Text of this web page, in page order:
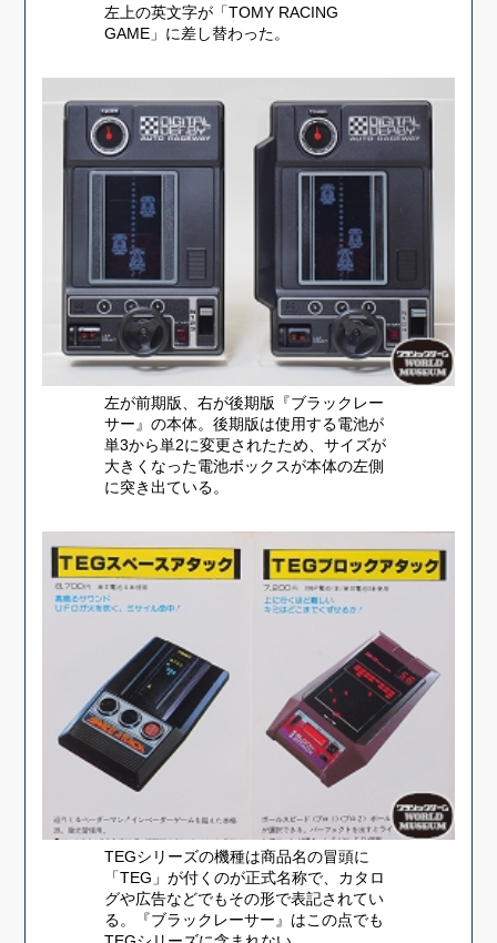
左上の英文字が「TOMY RACING
GAME」に差し替わった。
左が前期版、右が後期版『ブラックレー
サー』の本体。後期版は使用する電池が
単3から単2に変更されたため、サイズが
大きくなった電池ボックスが本体の左側
に突き出ている。
TEGシリーズの機種は商品名の冒頭に
「TEG」が付くのが正式名称で、カタロ
グや広告などでもその形で表記されてい
る。『ブラックレーサー』はこの点でも